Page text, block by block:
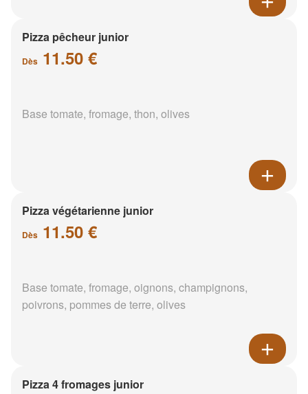
Pizza pêcheur junior
Dès 11.50 €
Base tomate, fromage, thon, olives
Pizza végétarienne junior
Dès 11.50 €
Base tomate, fromage, oignons, champignons,
poivrons, pommes de terre, olives
Pizza 4 fromages junior